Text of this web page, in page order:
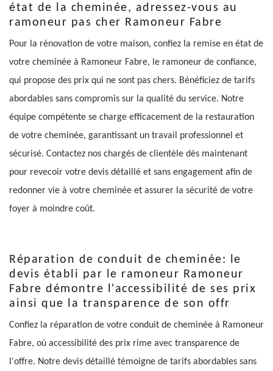
état de la cheminée, adressez-vous au
ramoneur pas cher Ramoneur Fabre
Pour la rénovation de votre maison, confiez la remise en état de
votre cheminée à Ramoneur Fabre, le ramoneur de confiance,
qui propose des prix qui ne sont pas chers. Bénéficiez de tarifs
abordables sans compromis sur la qualité du service. Notre
équipe compétente se charge efficacement de la restauration
de votre cheminée, garantissant un travail professionnel et
sécurisé. Contactez nos chargés de clientèle dès maintenant
pour revecoir votre devis détaillé et sans engagement afin de
redonner vie à votre cheminée et assurer la sécurité de votre
foyer à moindre coût.
Réparation de conduit de cheminée: le
devis établi par le ramoneur Ramoneur
Fabre démontre l'accessibilité de ses prix
ainsi que la transparence de son offr
Confiez la réparation de votre conduit de cheminée à Ramoneur
Fabre, où accessibilité des prix rime avec transparence de
l'offre. Notre devis détaillé témoigne de tarifs abordables sans